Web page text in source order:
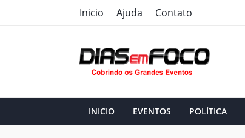
Inicio Ajuda Contato
INICIO EVENTOS POLÍTICA